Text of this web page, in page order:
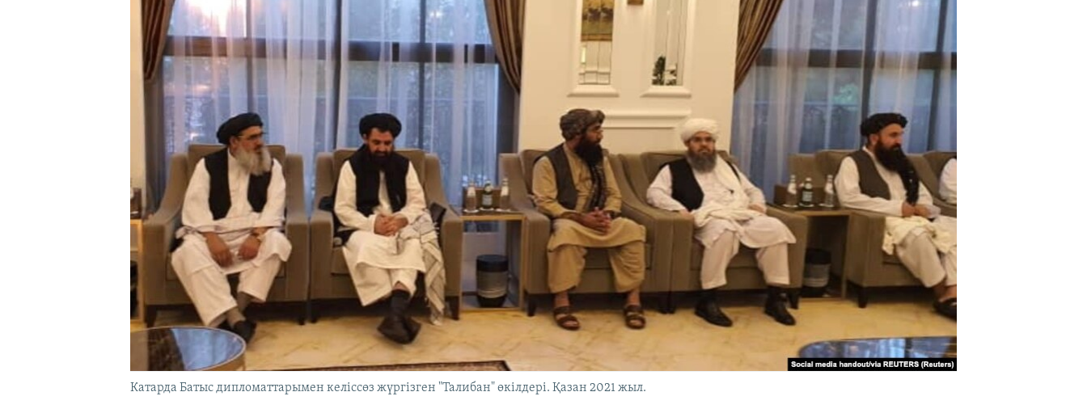
Катарда Батыс дипломаттарымен келіссөз жүргізген "Талибан" өкілдері. Қазан 2021 жыл.